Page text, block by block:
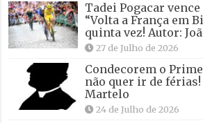
Tadei Pogacar
“Volta a França em
quinta vez! Autor:
27 de Julho de 2026
Condecorem o
não quer ir de
Martelo
24 de Julho de 2026